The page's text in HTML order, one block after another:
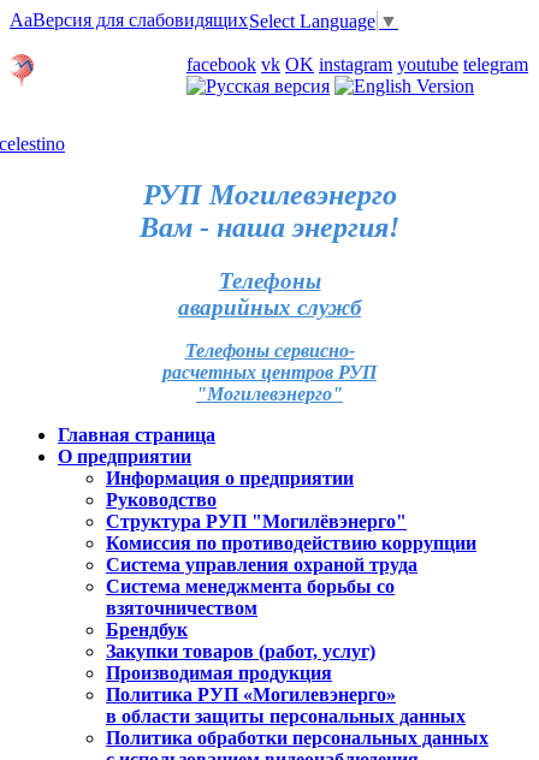
AaВерсия для слабовидящихSelect Language ▼
facebook vk OK instagram youtube telegram
РУП Могилевэнерго
Вам - наша энергия!
Телефоны
аварийных служб
Телефоны сервисно-
расчетных центров РУП
"Могилевэнерго"
Главная страница
О предприятии
Информация о предприятии
Руководство
Структура РУП "Могилёвэнерго"
Комиссия по противодействию коррупции
Система управления охраной труда
Система менеджмента борьбы со
взяточничеством
Брендбук
Закупки товаров (работ, услуг)
Производимая продукция
Политика РУП «Могилевэнерго»
в области защиты персональных данных
Политика обработки персональных данных